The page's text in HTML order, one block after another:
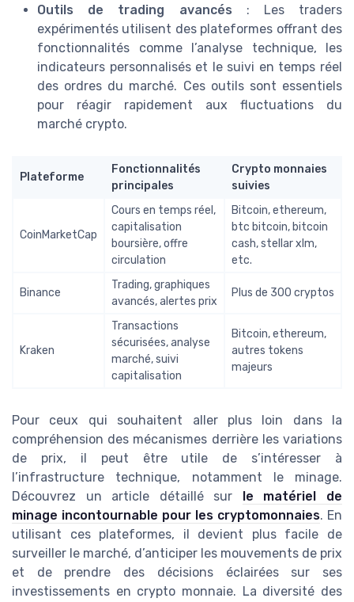
Outils de trading avancés : Les traders
expérimentés utilisent des plateformes offrant des
fonctionnalités comme l’analyse technique, les
indicateurs personnalisés et le suivi en temps réel
des ordres du marché. Ces outils sont essentiels
pour réagir rapidement aux fluctuations du
marché crypto.
Plateforme
Fonctionnalités
principales
Crypto monnaies
suivies
CoinMarketCap
Cours en temps réel,
capitalisation
boursière, offre
circulation
Bitcoin, ethereum,
btc bitcoin, bitcoin
cash, stellar xlm,
etc.
Binance
Trading, graphiques
avancés, alertes prix
Plus de 300 cryptos
Kraken
Transactions
sécurisées, analyse
marché, suivi
capitalisation
Bitcoin, ethereum,
autres tokens
majeurs
Pour ceux qui souhaitent aller plus loin dans la
compréhension des mécanismes derrière les variations
de prix, il peut être utile de s’intéresser à
l’infrastructure technique, notamment le minage.
Découvrez un article détaillé sur le matériel de
minage incontournable pour les cryptomonnaies. En
utilisant ces plateformes, il devient plus facile de
surveiller le marché, d’anticiper les mouvements de prix
et de prendre des décisions éclairées sur ses
investissements en crypto monnaie. La diversité des